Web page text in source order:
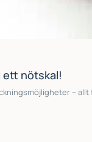
ett nötskal!
–